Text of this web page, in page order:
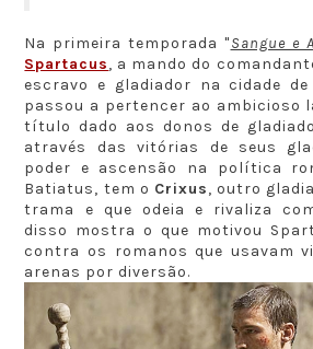
Na primeira temporada "Sangue e
Spartacus, a mando do
escravo e gladiador na cidade de
passou a pertencer ao ambicioso
título dado aos donos de
através das vitórias de seus
poder e ascensão na política
Batiatus, tem o Crixus, outro
trama e que odeia e rivaliza
disso mostra o que motivou
contra os romanos que usavam
arenas por diversão.